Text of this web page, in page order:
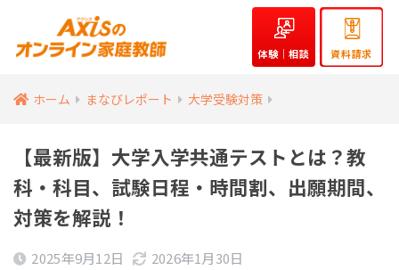
体験｜相談 資料請求
ホーム まなびレポート 大学受験対策
【最新版】大学入学共通テストとは？教
科・科目、試験日程・時間割、出願期間、
対策を解説！
2025年9月12日 2026年1月30日